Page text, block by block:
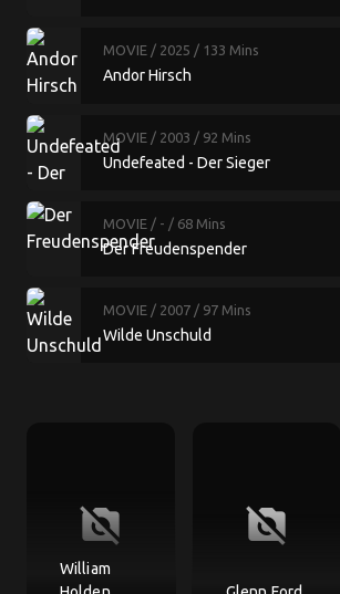
MOVIE / 2025 / 133 Mins
Andor Hirsch
MOVIE / 2003 / 92 Mins
Undefeated - Der Sieger
MOVIE / - / 68 Mins
Der Freudenspender
MOVIE / 2007 / 97 Mins
Wilde Unschuld
no_photography
William
no_photography